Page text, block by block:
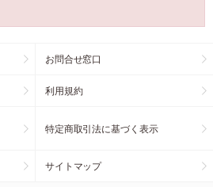
お問合せ窓口
利用規約
特定商取引法に基づく表示
サイトマップ